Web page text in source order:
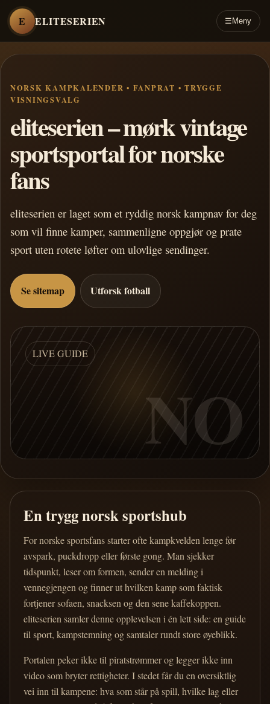
E ELITESERIEN ☰ Meny
NORSK KAMPKALENDER • FANPRAT • TRYGGE
VISNINGSVALG
eliteserien – mørk vintage
sportsportal for norske
fans
eliteserien er laget som et ryddig norsk kampnav for deg
som vil finne kamper, sammenligne oppgjør og prate
sport uten rotete løfter om ulovlige sendinger.
Se sitemap Utforsk fotball
LIVE GUIDE
NO
En trygg norsk sportshub
For norske sportsfans starter ofte kampkvelden lenge før
avspark, puckdropp eller første gong. Man sjekker
tidspunkt, leser om formen, sender en melding i
vennegjengen og finner ut hvilken kamp som faktisk
fortjener sofaen, snacksen og den sene kaffekoppen.
eliteserien samler denne opplevelsen i én lett side: en guide
til sport, kampstemning og samtaler rundt store øyeblikk.
Portalen peker ikke til piratstrømmer og legger ikke inn
video som bryter rettigheter. I stedet får du en oversiktlig
vei inn til kampene: hva som står på spill, hvilke lag eller